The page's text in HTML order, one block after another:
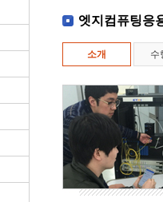
엣지컴퓨팅응
소개 수